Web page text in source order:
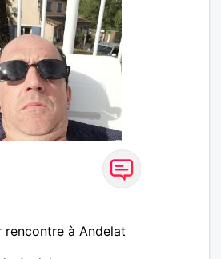
rencontre à Andelat